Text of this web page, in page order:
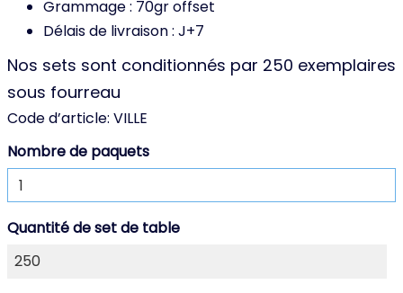
Grammage : 70gr offset
Délais de livraison : J+7
Nos sets sont conditionnés par 250 exemplaires
sous fourreau
Code d’article: VILLE
Nombre de paquets
Quantité de set de table